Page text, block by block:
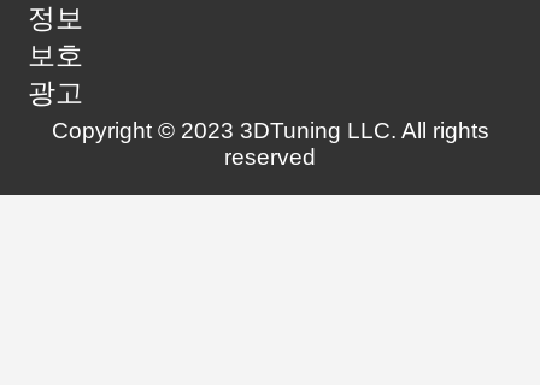
정보
보호
광고
Copyright © 2023 3DTuning LLC. All rights
reserved